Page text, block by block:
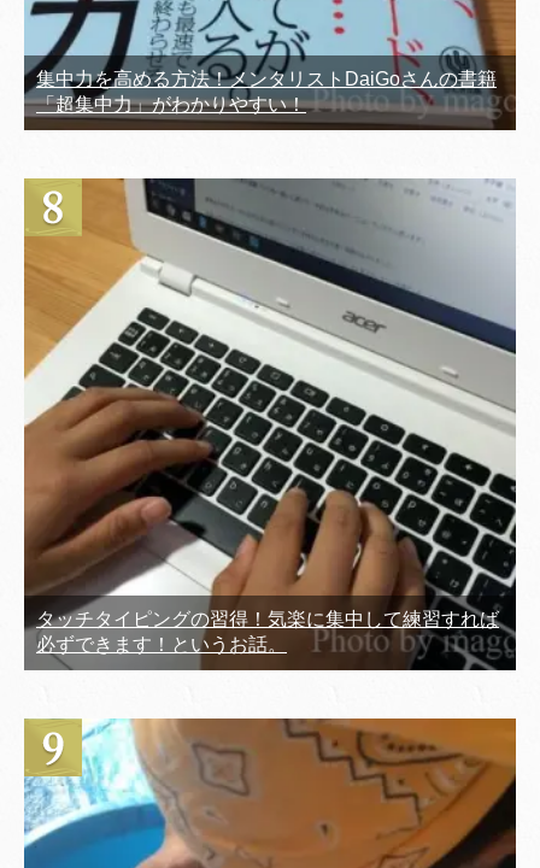
集中力を高める方法！メンタリストDaiGoさんの書籍
「超集中力」がわかりやすい！
タッチタイピングの習得！気楽に集中して練習すれば
必ずできます！というお話。